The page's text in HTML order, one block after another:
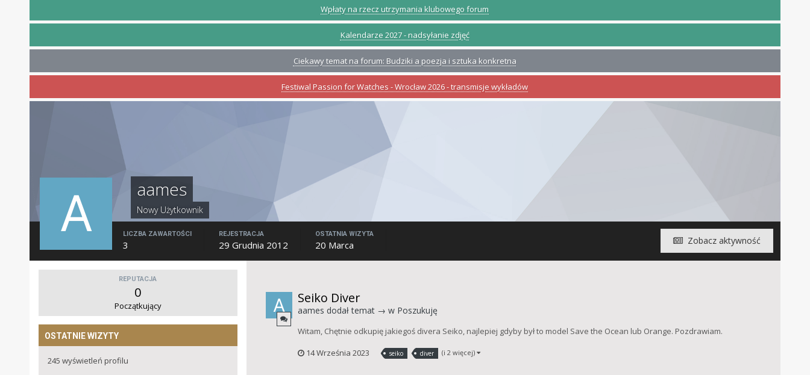
Wpłaty na rzecz utrzymania klubowego forum
Kalendarze 2027 - nadsyłanie zdjęć
Ciekawy temat na forum: Budziki a poezja i sztuka konkretna
Festiwal Passion for Watches - Wrocław 2026 - transmisje wykładów
aames
Nowy Użytkownik
Zobacz aktywność
LICZBA ZAWARTOŚCI
3
REJESTRACJA
29 Grudnia 2012
OSTATNIA WIZYTA
20 Marca
REPUTACJA
0
Początkujący
OSTATNIE WIZYTY
245 wyświetleń profilu
Seiko Diver
aames dodał temat → w Poszukuję
Witam, Chętnie odkupię jakiegoś divera Seiko, najlepiej gdyby był to model Save the Ocean lub Orange. Pozdrawiam.
14 Września 2023
seiko diver (i 2 więcej)